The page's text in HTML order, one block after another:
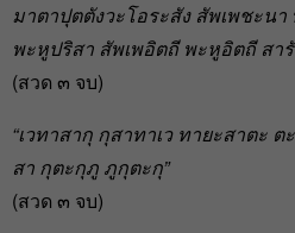
มาตาปุตตังวะโอระสัง สัพเพชะน
พะหูปริสา สัพเพอิตถี พะหูอิตถี สารั
(สวด ๓ จบ)
“เวทาสากุ กุสาทาเว ทายะสาตะ
สา กุตะกุภู ภูกุตะกุ”
(สวด ๓ จบ)